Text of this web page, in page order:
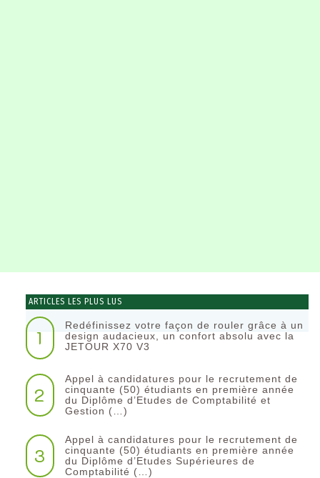
ARTICLES LES PLUS LUS
1
Redéfinissez votre façon de rouler grâce à un
design audacieux, un confort absolu avec la
JETOUR X70 V3
2
Appel à candidatures pour le recrutement de
cinquante (50) étudiants en première année
du Diplôme d’Etudes de Comptabilité et
Gestion (…)
3
Appel à candidatures pour le recrutement de
cinquante (50) étudiants en première année
du Diplôme d’Etudes Supérieures de
Comptabilité (…)